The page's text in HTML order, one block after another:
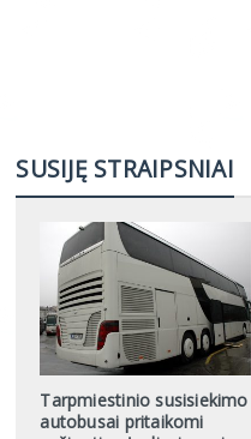
SUSIJĘ STRAIPSNIAI
Tarpmiestinio susisiekimo
autobusai pritaikomi